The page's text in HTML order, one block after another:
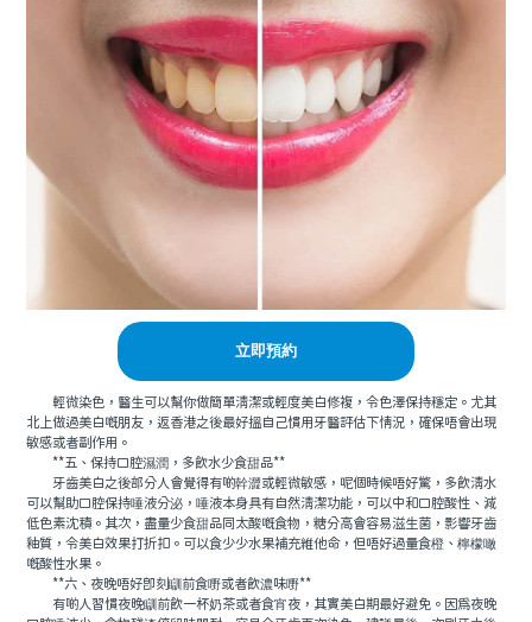
立即預約
輕微染色，醫生可以幫你做簡單清潔或輕度美白修複，令色澤保持穩定。尤其
北上做過美白嘅朋友，返香港之後最好搵自己慣用牙醫評估下情況，確保唔會出現
敏感或者副作用。
**五、保持口腔濕潤，多飲水少食甜品**
牙齒美白之後部分人會覺得有啲幹澀或輕微敏感，呢個時候唔好驚，多飲清水
可以幫助口腔保持唾液分泌，唾液本身具有自然清潔功能，可以中和口腔酸性、減
低色素沈積。其次，盡量少食甜品同太酸嘅食物，糖分高會容易滋生菌，影響牙齒
釉質，令美白效果打折扣。可以食少少水果補充維他命，但唔好過量食橙、檸檬噉
嘅酸性水果。
**六、夜晚唔好即刻瞓前食嘢或者飲濃味嘢**
有啲人習慣夜晚瞓前飲一杯奶茶或者食宵夜，其實美白期最好避免。因爲夜晚